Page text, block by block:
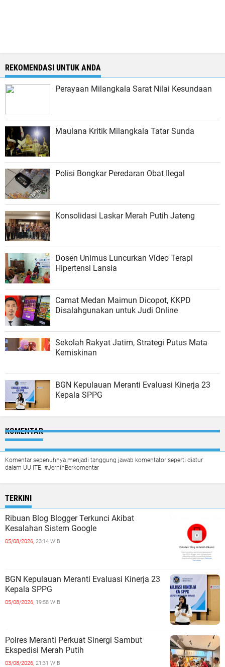
REKOMENDASI UNTUK ANDA
Perayaan Milangkala Sarat Nilai Kesundaan
Maulana Kritik Milangkala Tatar Sunda
Polisi Bongkar Peredaran Obat Ilegal
Konsolidasi Laskar Merah Putih Jateng
Dosen Unimus Luncurkan Video Terapi
Hipertensi Lansia
Camat Medan Maimun Dicopot, KKPD
Disalahgunakan untuk Judi Online
Sekolah Rakyat Jatim, Strategi Putus Mata
Kemiskinan
BGN Kepulauan Meranti Evaluasi Kinerja 23
Kepala SPPG
KOMENTAR
Komentar sepenuhnya menjadi tanggung jawab komentator seperti diatur
dalam UU ITE. #JernihBerkomentar
TERKINI
Ribuan Blog Blogger Terkunci Akibat
Kesalahan Sistem Google
05/08/2026, 23:14 WIB
BGN Kepulauan Meranti Evaluasi Kinerja 23
Kepala SPPG
05/08/2026, 19:58 WIB
Polres Meranti Perkuat Sinergi Sambut
Ekspedisi Merah Putih
03/08/2026, 21:31 WIB